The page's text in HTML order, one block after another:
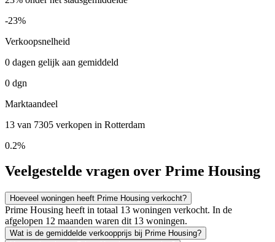
-23%
Verkoopsnelheid
0 dagen gelijk aan gemiddeld
0 dgn
Marktaandeel
13 van 7305 verkopen in Rotterdam
0.2%
Veelgestelde vragen over Prime Housing
Hoeveel woningen heeft Prime Housing verkocht?
Prime Housing heeft in totaal 13 woningen verkocht. In de
afgelopen 12 maanden waren dit 13 woningen.
Wat is de gemiddelde verkoopprijs bij Prime Housing?